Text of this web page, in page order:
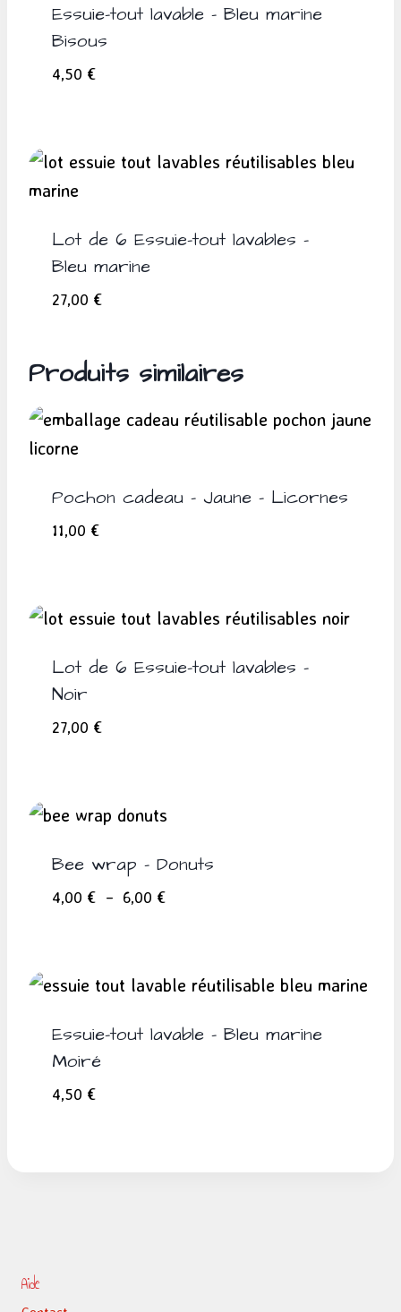
Essuie-tout lavable – Bleu marine
Bisous
4,50 €
Lot de 6 Essuie-tout lavables –
Bleu marine
27,00 €
Produits similaires
Pochon cadeau – Jaune – Licornes
11,00 €
Lot de 6 Essuie-tout lavables –
Noir
27,00 €
Bee wrap – Donuts
4,00 € – 6,00 €
à
Essuie-tout lavable – Bleu marine
Moiré
4,50 €
Aide